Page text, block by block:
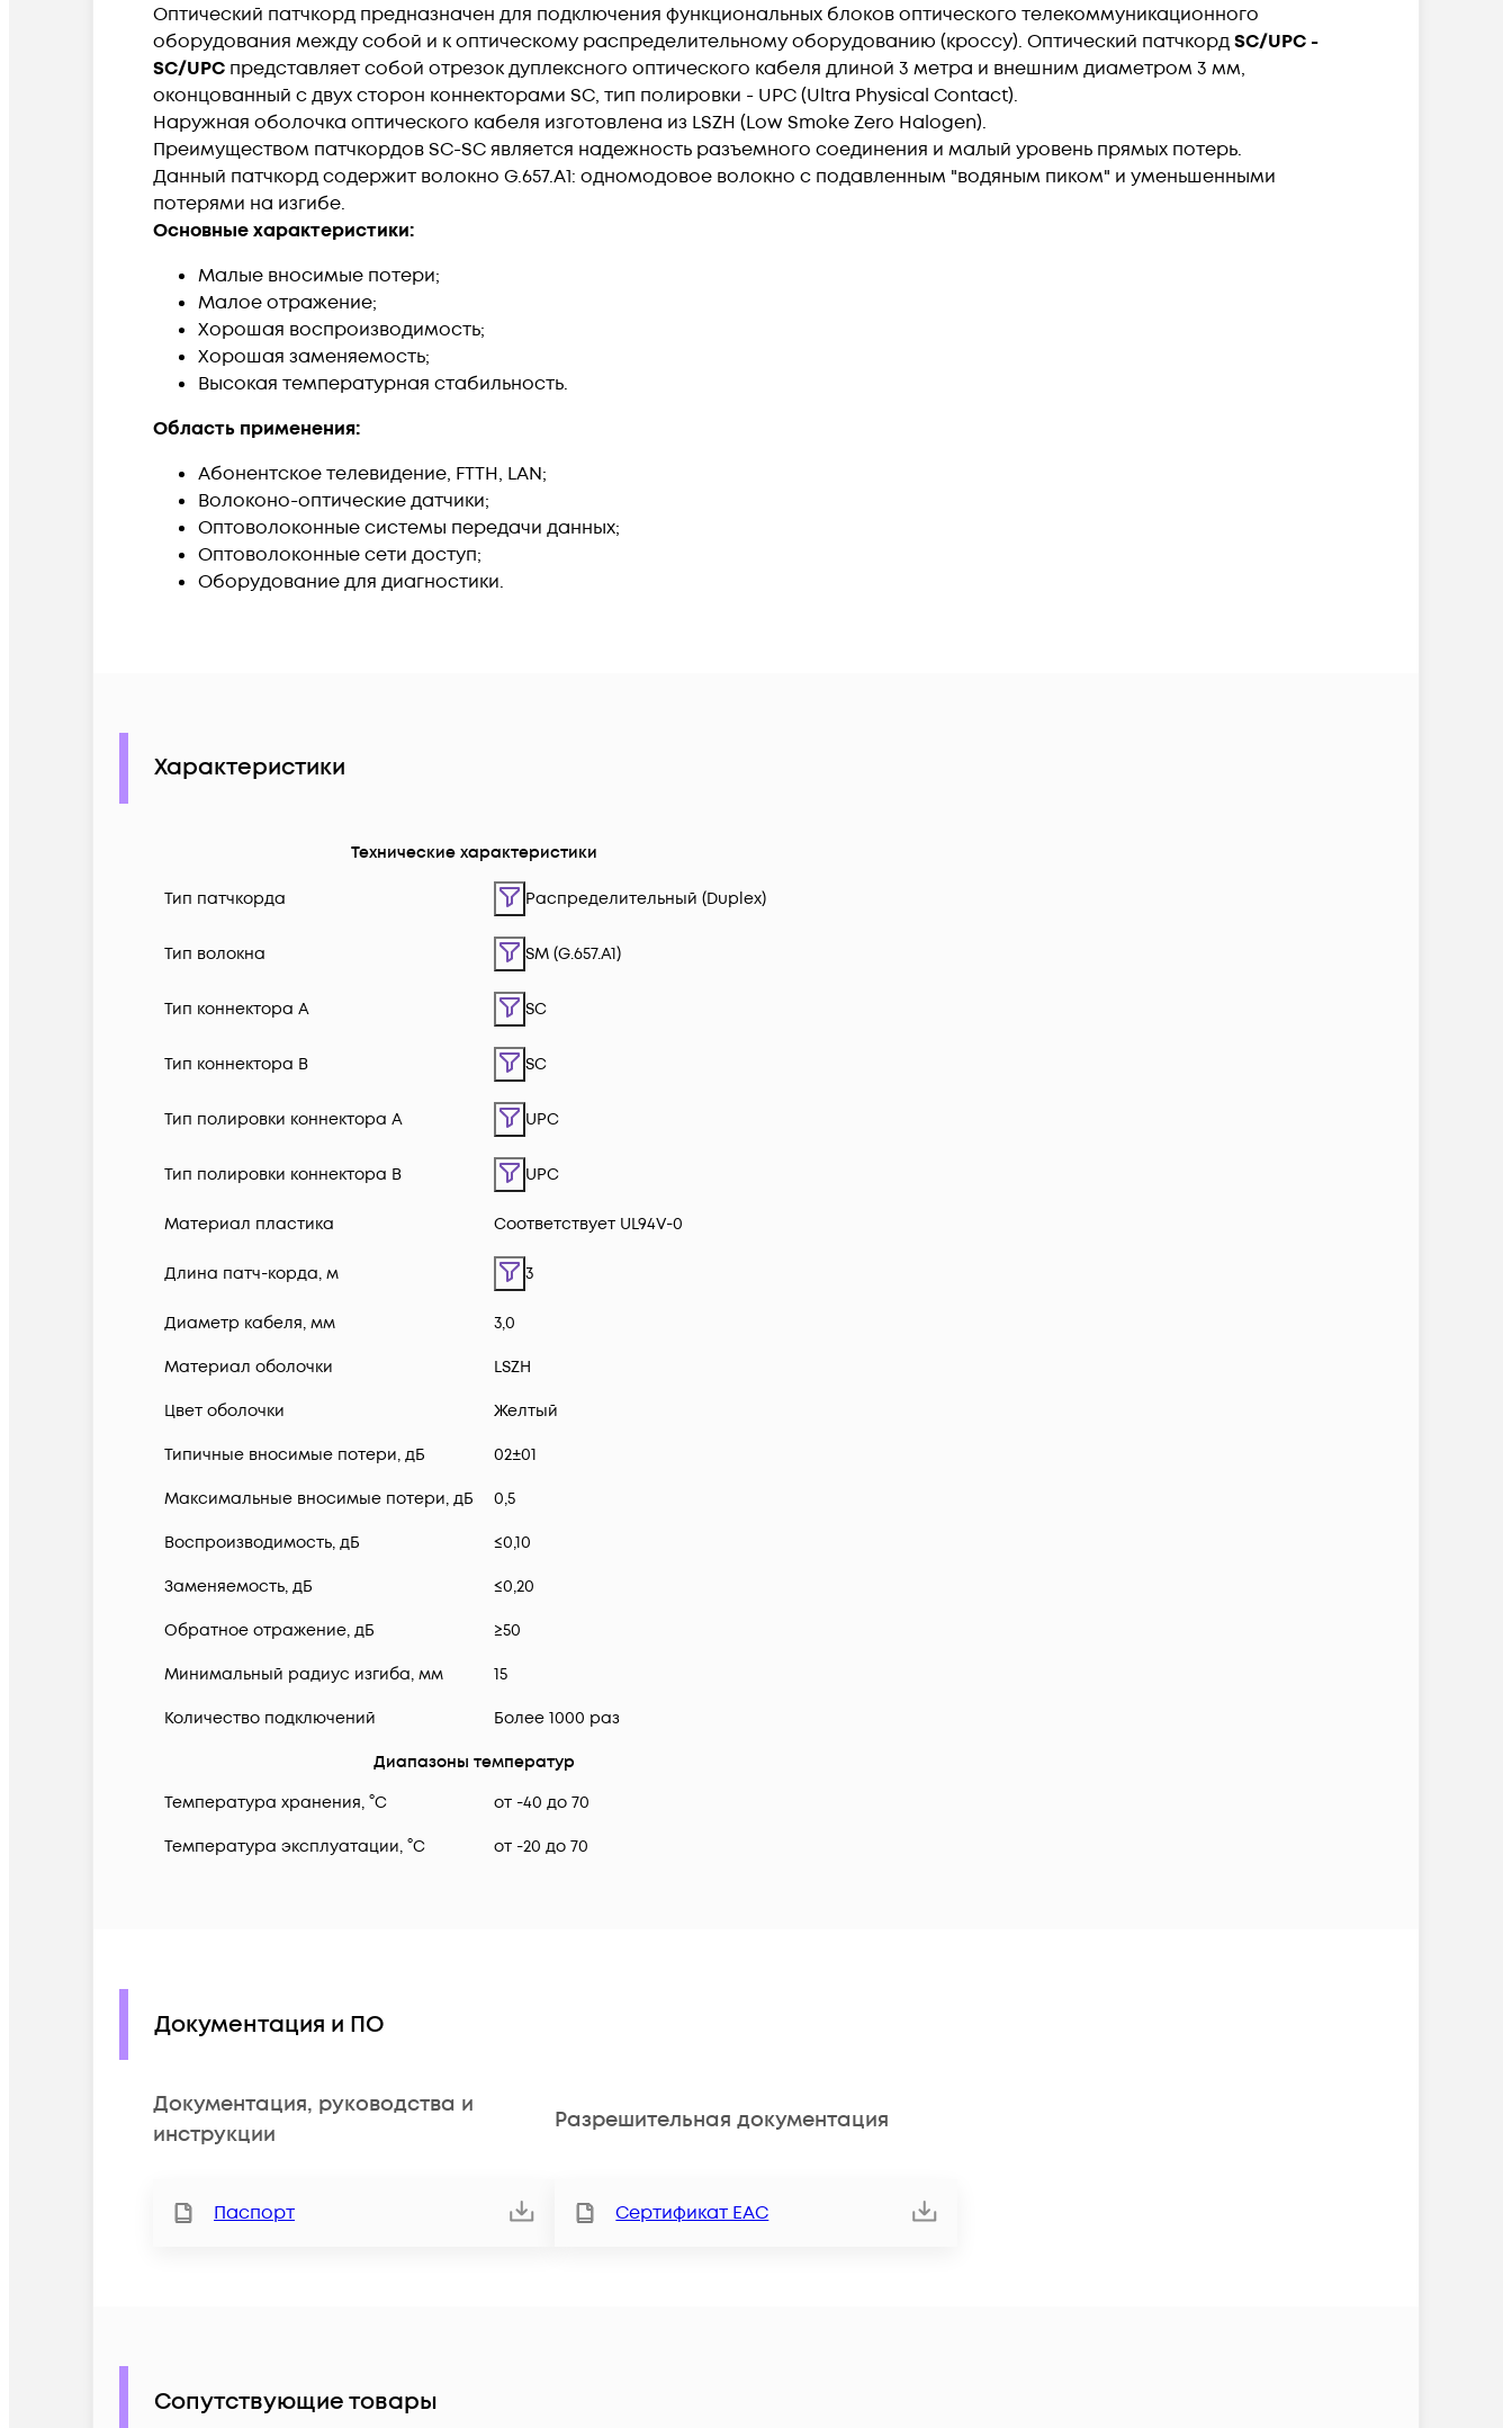
Оптический патчкорд предназначен для подключения функциональных блоков оптического телекоммуникационного
оборудования между собой и к оптическому распределительному оборудованию (кроссу). Оптический патчкордSC/UPC -
SC/UPC представляет собой отрезок дуплексного оптического кабеля длиной 3 метра и внешним диаметром 3 мм,
оконцованный с двух сторон коннекторами SC, тип полировки - UPC (Ultra Physical Contact).
Наружная оболочка оптического кабеля изготовлена из LSZH (Low Smoke Zero Halogen).
Преимуществом патчкордов SC-SC является надежность разъемного соединения и малый уровень прямых потерь.
Данный патчкорд содержит волокно G.657.А1: одномодовое волокно с подавленным "водяным пиком" и уменьшенными
потерями на изгибе.
Основные характеристики:
Малые вносимые потери;
Малое отражение;
Хорошая воспроизводимость;
Хорошая заменяемость;
Высокая температурная стабильность.
Область применения:
Абонентское телевидение, FTTH, LAN;
Волоконо-оптические датчики;
Оптоволоконные системы передачи данных;
Оптоволоконные сети доступ;
Оборудование для диагностики.
Характеристики
Технические характеристики
Тип патчкорда Распределительный (Duplex)
Тип волокна SM (G.657.A1)
Тип коннектора A SC
Тип коннектора B SC
Тип полировки коннектора A UPC
Тип полировки коннектора B UPC
Материал пластика Соответствует UL94V-0
Длина патч-корда, м 3
Диаметр кабеля, мм 3,0
Материал оболочки LSZH
Цвет оболочки Желтый
Типичные вносимые потери, дБ 02±01
Максимальные вносимые потери, дБ 0,5
Воспроизводимость, дБ ≤0,10
Заменяемость, дБ ≤0,20
Обратное отражение, дБ ≥50
Минимальный радиус изгиба, мм 15
Количество подключений Более 1000 раз
Диапазоны температур
Температура хранения, °C
от -40 до 70
Температура эксплуатации, °C от -20 до 70
Документация и ПО
Документация, руководства и
инструкции
Паспорт
Разрешительная документация
Сертификат ЕАС
Сопутствующие товары